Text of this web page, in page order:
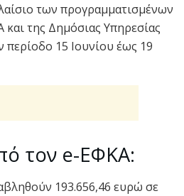
των προγραμματισμένων
της Δημόσιας Υπηρεσίας
15 Ιουνίου έως 19
τον e-ΕΦΚΑ:
193.656,46 ευρώ σε